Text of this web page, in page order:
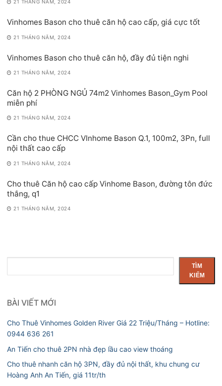
21 THÁNG NĂM, 2024
Vinhomes Bason cho thuê căn hộ cao cấp, giá cực tốt
21 THÁNG NĂM, 2024
Vinhomes Bason cho thuê căn hộ, đầy đủ tiện nghi
21 THÁNG NĂM, 2024
Căn hộ 2 PHÒNG NGỦ 74m2 Vinhomes Bason_Gym Pool
miễn phí
21 THÁNG NĂM, 2024
Cần cho thue CHCC VInhome Bason Q.1, 100m2, 3Pn, full
nội thất cao cấp
21 THÁNG NĂM, 2024
Cho thuê Căn hộ cao cấp Vinhome Bason, đường tôn đức
thắng, q1
21 THÁNG NĂM, 2024
kiếm
TÌM
KIẾM
BÀI VIẾT MỚI
Cho Thuê Vinhomes Golden River Giá 22 Triệu/Tháng – Hotline:
0944 636 261
An Tiến cho thuê 2PN nhà đẹp lầu cao view thoáng
Cho thuê nhanh căn hộ 3PN, đầy đủ nội thất, khu chung cư
Hoàng Anh An Tiến, giá 11tr/th